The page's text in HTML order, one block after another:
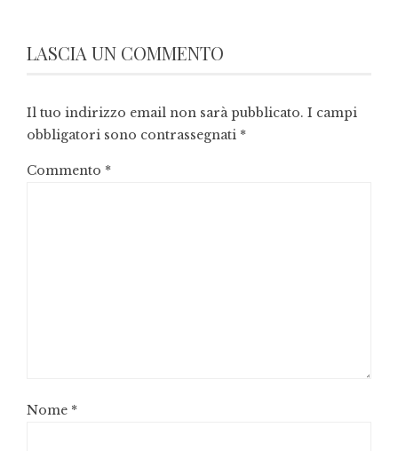
LASCIA UN COMMENTO
Il tuo indirizzo email non sarà pubblicato. I campi
obbligatori sono contrassegnati *
Commento *
Nome *